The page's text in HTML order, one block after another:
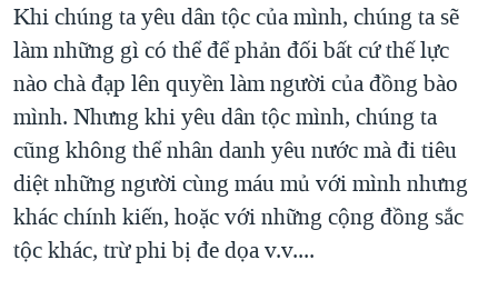
Khi chúng ta yêu dân tộc của mình, chúng ta sẽ
làm những gì có thể để phản đối bất cứ thế lực
nào chà đạp lên quyền làm người của đồng bào
mình. Nhưng khi yêu dân tộc mình, chúng ta
cũng không thể nhân danh yêu nước mà đi tiêu
diệt những người cùng máu mủ với mình nhưng
khác chính kiến, hoặc với những cộng đồng sắc
tộc khác, trừ phi bị đe dọa v.v....